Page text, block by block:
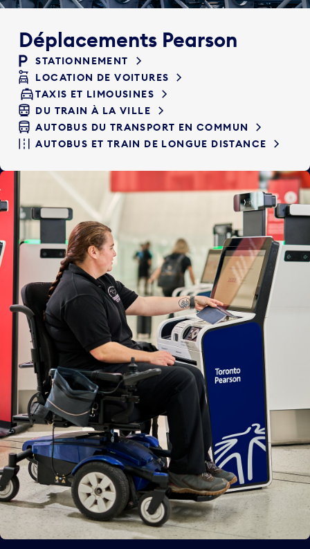
Déplacements Pearson
STATIONNEMENT
LOCATION DE VOITURES
TAXIS ET LIMOUSINES
DU TRAIN À LA VILLE
AUTOBUS DU TRANSPORT EN COMMUN
AUTOBUS ET TRAIN DE LONGUE DISTANCE